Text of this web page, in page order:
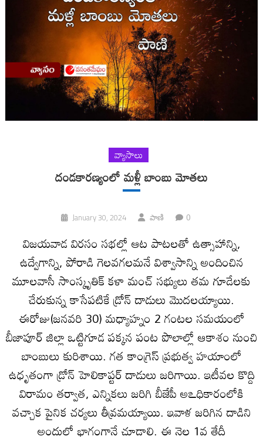
వ్యాసాలు
దండకారణ్యంలో మళ్లీ బాంబు మోతలు
January 30, 2024 పాణి 0
విజయవాడ విరసం సభల్లో ఆట పాటలతో ఉత్సాహాన్ని,
ఉద్వేగాన్ని, పోరాడి గెలవగలమనే విశ్వాసాన్ని అందించిన
మూలవాసీ సాంస్కృతిక్‌ కళా మంచ్‌ సభ్యులు తమ గూడేలకు
చేరుకున్న కాసేపటికే డ్రోన్‌ దాడులు మొదలయ్యాయి.
ఈరోజు(జనవరి 30) మధ్యాహ్నం 2 గంటల సమయంలో
బీజాపూర్‌ జిల్లా ఒట్టిగూడ పక్కన పంట పొలాల్లో ఆకాశం నుంచి
బాంబులు కురిశాయి. గత కాంగ్రెస్‌ ప్రభుత్వ హయాంలో
ఉధృతంగా డ్రోన్‌ హెలికాప్టర్‌ దాడులు జరిగాయి. ఇటీవల కొద్ది
విరామం తర్వాత, ఎన్నికలు జరిగి బీజేపీ అఽధికారంలోకి
వచ్చాక పైనిక చర్యలు తీవ్రమయ్యాయి. ఇవాళ జరిగిన దాడిని
అందులో భాగంగానే చూడాలి. ఈ నెల 1వ తేదీ